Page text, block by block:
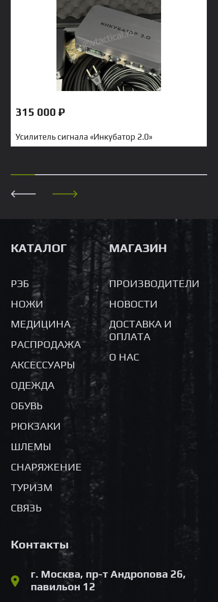
Усилитель сигнала «Инкубатор 2.0»
315 000₽
КАТАЛОГ
РЭБ
НОЖИ
МЕДИЦИНА
РАСПРОДАЖА
АКСЕССУАРЫ
ОДЕЖДА
ОБУВЬ
РЮКЗАКИ
ШЛЕМЫ
СНАРЯЖЕНИЕ
ТУРИЗМ
СВЯЗЬ
МАГАЗИН
ПРОИЗВОДИТЕЛИ
НОВОСТИ
ДОСТАВКА И
ОПЛАТА
О НАС
Контакты
г. Москва, пр-т Андропова 26,
павильон 12